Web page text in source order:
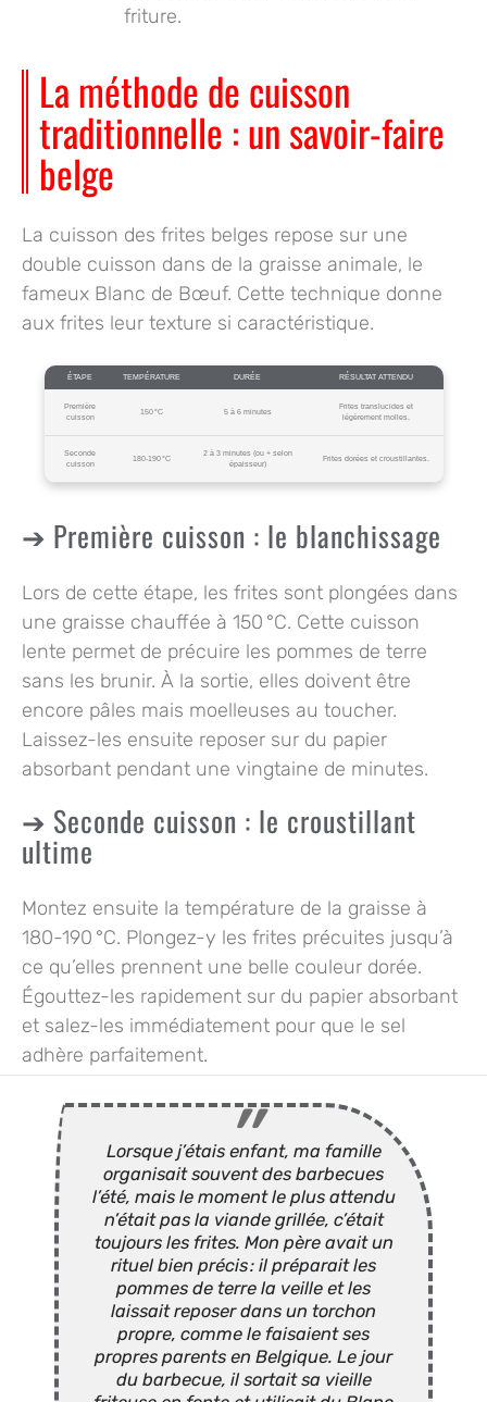
friture.
La méthode de cuisson
traditionnelle : un savoir-faire
belge
La cuisson des frites belges repose sur une
double cuisson dans de la graisse animale, le
fameux Blanc de Bœuf. Cette technique donne
aux frites leur texture si caractéristique.
ÉTAPE TEMPÉRATURE DURÉE RÉSULTAT ATTENDU
Première
cuisson
150 °C 5 à 6 minutes
Frites translucides et
légèrement molles.
Seconde
cuisson
180-190 °C
2 à 3 minutes (ou + selon
épaisseur)
Frites dorées et croustillantes.
Première cuisson : le blanchissage
Lors de cette étape, les frites sont plongées dans
une graisse chauffée à 150 °C. Cette cuisson
lente permet de précuire les pommes de terre
sans les brunir. À la sortie, elles doivent être
encore pâles mais moelleuses au toucher.
Laissez-les ensuite reposer sur du papier
absorbant pendant une vingtaine de minutes.
Seconde cuisson : le croustillant
ultime
Montez ensuite la température de la graisse à
180-190 °C. Plongez-y les frites précuites jusqu’à
ce qu’elles prennent une belle couleur dorée.
Égouttez-les rapidement sur du papier absorbant
et salez-les immédiatement pour que le sel
adhère parfaitement.
Lorsque j’étais enfant, ma famille
organisait souvent des barbecues
l’été, mais le moment le plus attendu
n’était pas la viande grillée, c’était
toujours les frites. Mon père avait un
rituel bien précis : il préparait les
pommes de terre la veille et les
laissait reposer dans un torchon
propre, comme le faisaient ses
propres parents en Belgique. Le jour
du barbecue, il sortait sa vieille